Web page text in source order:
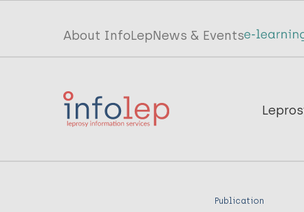
Top
menu
InfoLep
About InfoLepNews & Events
Main
InfoLep
Publication